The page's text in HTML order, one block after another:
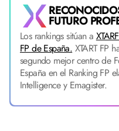
FUTURO
Los rankings sitúan a
FP de España. XTART FP
segundo mejor centro de
España en el Ranking FP
Intelligence y Emagister.